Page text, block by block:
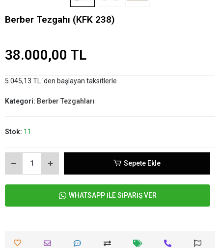
Berber Tezgahı (KFK 238)
38.000,00 TL
5.045,13 TL 'den başlayan taksitlerle
Kategori: Berber Tezgahları
Stok: 11
Sepete Ekle
WHATSAPP İLE SİPARİŞ VER